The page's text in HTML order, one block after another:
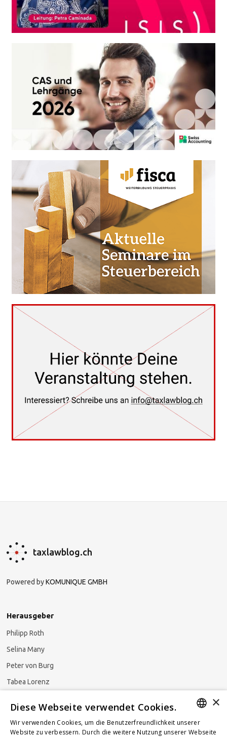
taxlawblog.ch
Powered byKOMUNIQUE GMBH
Herausgeber
Philipp Roth
Selina Many
Peter von Burg
Tabea Lorenz
GERMAN
×
Diese Webseite verwendet Cookies.
Wir verwenden Cookies, um die Benutzerfreundlichkeit unserer
Website zu verbessern. Durch die weitere Nutzung unserer Webseite